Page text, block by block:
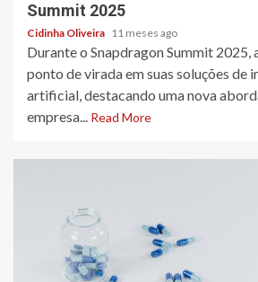
Summit 2025
Cidinha Oliveira 11 meses ago
Durante o Snapdragon Summit 2025,
ponto de virada em suas soluções de
artificial, destacando uma nova
empresa... Read More